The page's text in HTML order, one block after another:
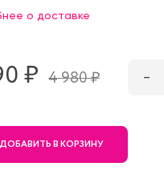
о доставке
₷ 4 980 ₷ –
ДОБАВИТЬ В КОРЗИНУ